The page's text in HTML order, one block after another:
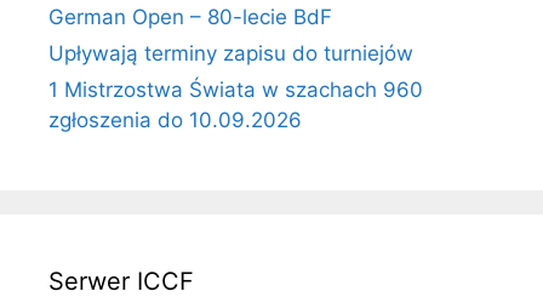
German Open – 80-lecie BdF
Upływają terminy zapisu do turniejów
1 Mistrzostwa Świata w szachach 960
zgłoszenia do 10.09.2026
Serwer ICCF